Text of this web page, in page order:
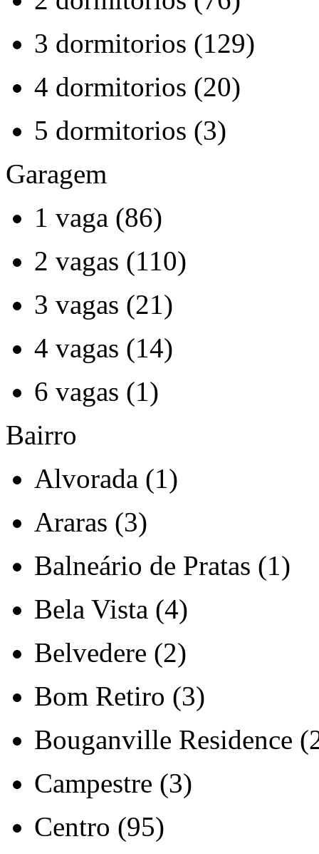
3 dormitorios (129)
4 dormitorios (20)
5 dormitorios (3)
Garagem
1 vaga (86)
2 vagas (110)
3 vagas (21)
4 vagas (14)
6 vagas (1)
Bairro
Alvorada (1)
Araras (3)
Balneário de Pratas (1)
Bela Vista (4)
Belvedere (2)
Bom Retiro (3)
Bouganville Residence
Campestre (3)
Centro (95)